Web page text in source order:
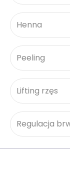
Henna
Peeling
Lifting rzęs
Regulacja